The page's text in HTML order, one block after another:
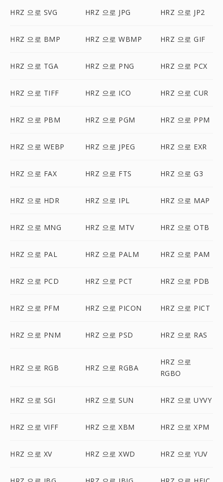
HRZ 으로 SVG HRZ 으로 JPG HRZ 으로 JP2
HRZ 으로 BMP HRZ 으로 WBMP HRZ 으로 GIF
HRZ 으로 TGA HRZ 으로 PNG HRZ 으로 PCX
HRZ 으로 TIFF HRZ 으로 ICO HRZ 으로 CUR
HRZ 으로 PBM HRZ 으로 PGM HRZ 으로 PPM
HRZ 으로 WEBP HRZ 으로 JPEG HRZ 으로 EXR
HRZ 으로 FAX HRZ 으로 FTS HRZ 으로 G3
HRZ 으로 HDR HRZ 으로 IPL HRZ 으로 MAP
HRZ 으로 MNG HRZ 으로 MTV HRZ 으로 OTB
HRZ 으로 PAL HRZ 으로 PALM HRZ 으로 PAM
HRZ 으로 PCD HRZ 으로 PCT HRZ 으로 PDB
HRZ 으로 PFM HRZ 으로 PICON HRZ 으로 PICT
HRZ 으로 PNM HRZ 으로 PSD HRZ 으로 RAS
HRZ 으로 RGB HRZ 으로 RGBA
HRZ 으로
RGBO
HRZ 으로 SGI HRZ 으로 SUN HRZ 으로 UYVY
HRZ 으로 VIFF HRZ 으로 XBM HRZ 으로 XPM
HRZ 으로 XV HRZ 으로 XWD HRZ 으로 YUV